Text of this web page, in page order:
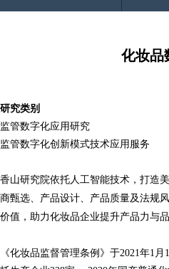
化妆品
研究类别
监管数字化应用研究
监管数字化创新模式技术应用服务
香山研究院依托人工智能技术，打造
商甄选、产品设计、产品质量及法规
价值，助力化妆品企业提升产品力与品
《化妆品监督管理条例》于2021年1 月 1